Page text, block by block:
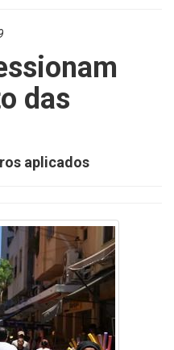
das
aplicados